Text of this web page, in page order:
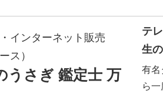
インターネット販売
ス）
うさぎ 鑑定士 万
テ
生
有名
ら